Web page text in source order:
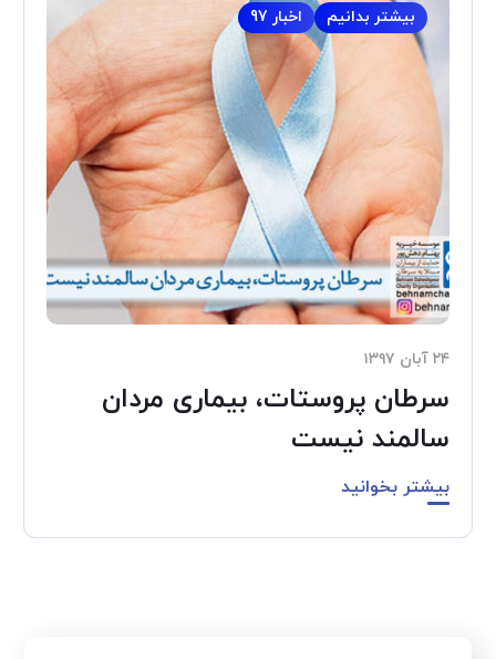
اخبار 97 بیشتر بدانیم
۲۴ آبان ۱۳۹۷
سرطان پروستات، بیماری مردان
سالمند نیست
بیشتر بخوانید